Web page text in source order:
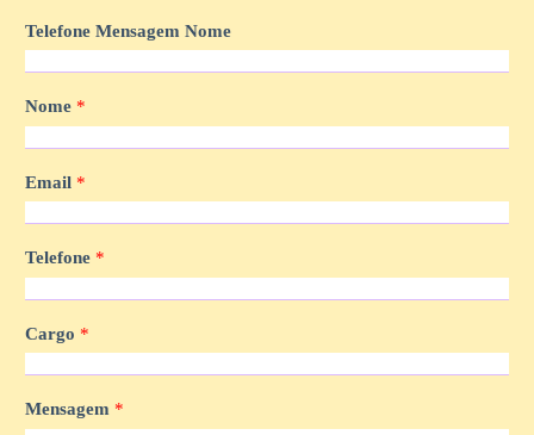
Telefone Mensagem Nome
Nome *
Email *
Telefone *
Cargo *
Mensagem *